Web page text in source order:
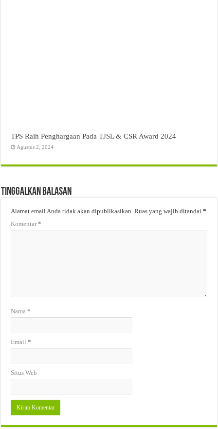
TPS Raih Penghargaan Pada TJSL & CSR Award 2024
Agustus 2, 2024
Tinggalkan Balasan
Alamat email Anda tidak akan dipublikasikan. Ruas yang wajib ditandai*
Komentar*
Nama*
Email*
Situs Web